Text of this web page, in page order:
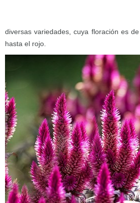
diversas variedades, cuya floración es
hasta el rojo.